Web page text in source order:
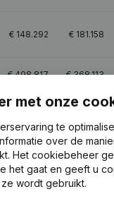
€ 148.292 € 181.158
€498.817 €368.113
7 6
Econform
met onze
te
over de
Het cookiebeheer
het gaat en geeft u
wordt gebruikt.